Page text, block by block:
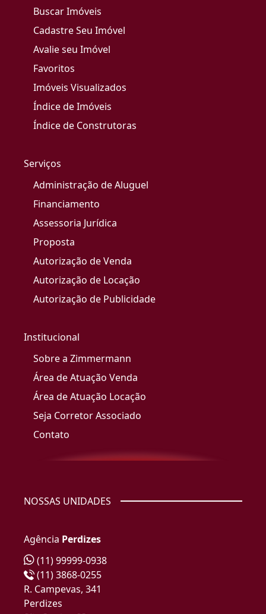
Buscar Imóveis
Cadastre Seu Imóvel
Avalie seu Imóvel
Favoritos
Imóveis Visualizados
Índice de Imóveis
Índice de Construtoras
Serviços
Administração de Aluguel
Financiamento
Assessoria Jurídica
Proposta
Autorização de Venda
Autorização de Locação
Autorização de Publicidade
Institucional
Sobre a Zimmermann
Área de Atuação Venda
Área de Atuação Locação
Seja Corretor Associado
Contato
NOSSAS UNIDADES
Agência Perdizes
(11) 99999-0938
(11) 3868-0255
R. Campevas, 341
Perdizes